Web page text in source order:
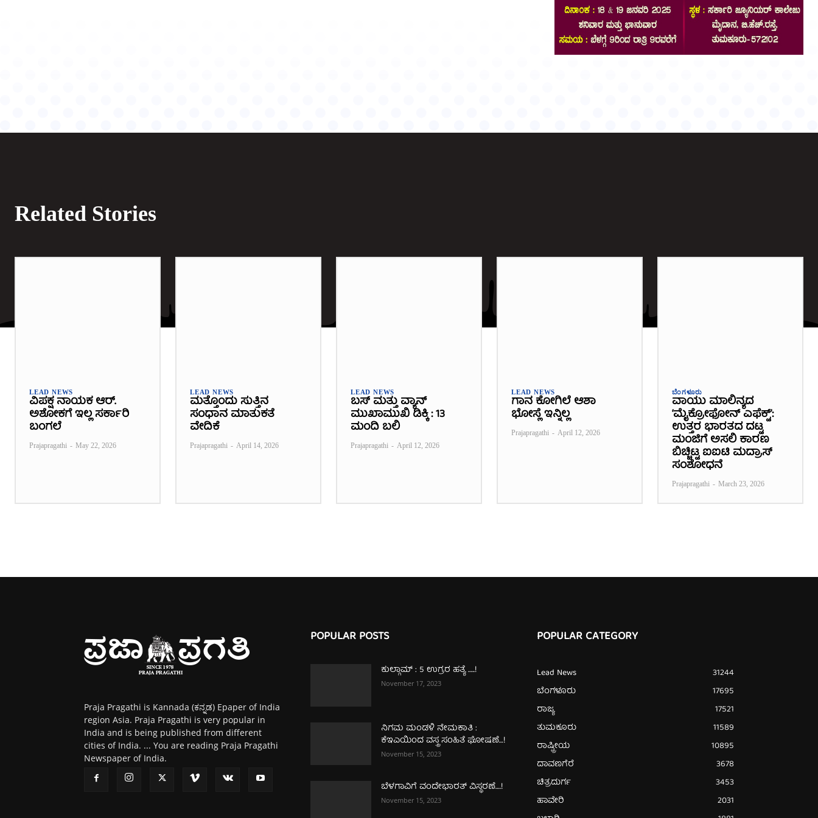
Related Stories
LEAD NEWS
ವಿಪಕ್ಷ ನಾಯಕ ಆರ್.
ಅಶೋಕಗೆ ಇಲ್ಲ ಸರ್ಕಾರಿ
ಬಂಗಲೆ
Prajapragathi - May 22, 2026
LEAD NEWS
ಮತ್ತೊಂದು ಸುತ್ತಿನ
ಸಂಧಾನ ಮಾತುಕತೆ
ವೇದಿಕೆ
Prajapragathi - April 14, 2026
LEAD NEWS
ಬಸ್ ಮತ್ತು ವ್ಯಾನ್
ಮುಖಾಮುಖಿ ಡಿಕ್ಕಿ : 13
ಮಂದಿ ಬಲಿ
Prajapragathi - April 12, 2026
LEAD NEWS
ಗಾನ ಕೋಗಿಲೆ ಆಶಾ
ಭೋಸ್ಲೆ ಇನ್ನಿಲ್ಲ
Prajapragathi - April 12, 2026
ಬೆಂಗಳೂರು
ವಾಯು ಮಾಲಿನ್ಯದ
‘ಮೈಕ್ರೋಫೋನ್ ಎಫೆಕ್ಟ್’:
ಉತ್ತರ ಭಾರತದ ದಟ್ಟ
ಮಂಜಿಗೆ ಅಸಲಿ ಕಾರಣ
ಬಿಚ್ಚಿಟ್ಟ ಐಐಟಿ ಮದ್ರಾಸ್
ಸಂಶೋಧನೆ
Prajapragathi - March 23, 2026
Praja Pragathi is Kannada (ಕನ್ನಡ) Epaper of India
region Asia. Praja Pragathi is very popular in
India and is being published from different
cities of India. ... You are reading Praja Pragathi
Newspaper of India.
POPULAR POSTS
ಕುಲ್ಗಾಮ್‌ : 5 ಉಗ್ರರ ಹತ್ಯೆ …..!
November 17, 2023
ನಿಗಮ ಮಂಡಳಿ ನೇಮಕಾತಿ :
ಕೆಇಎಯಿಂದ ವಸ್ತ್ರ ಸಂಹಿತೆ ಘೋಷಣೆ…!
November 15, 2023
ಬೆಳಗಾವಿಗೆ ವಂದೇಭಾರತ್‌ ವಿಸ್ಥರಣೆ….!
November 15, 2023
POPULAR CATEGORY
Lead News
31244
ಬೆಂಗಳೂರು
17695
ರಾಜ್ಯ
17521
ತುಮಕೂರು
11589
ರಾಷ್ಟ್ರೀಯ
10895
ದಾವಣಗೆರೆ
3678
ಚಿತ್ರದುರ್ಗ
3453
ಹಾವೇರಿ
2031